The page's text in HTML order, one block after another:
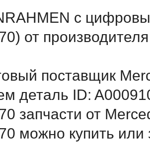
с
от
поставщик
деталь ID:
запчасти от
можно купить или